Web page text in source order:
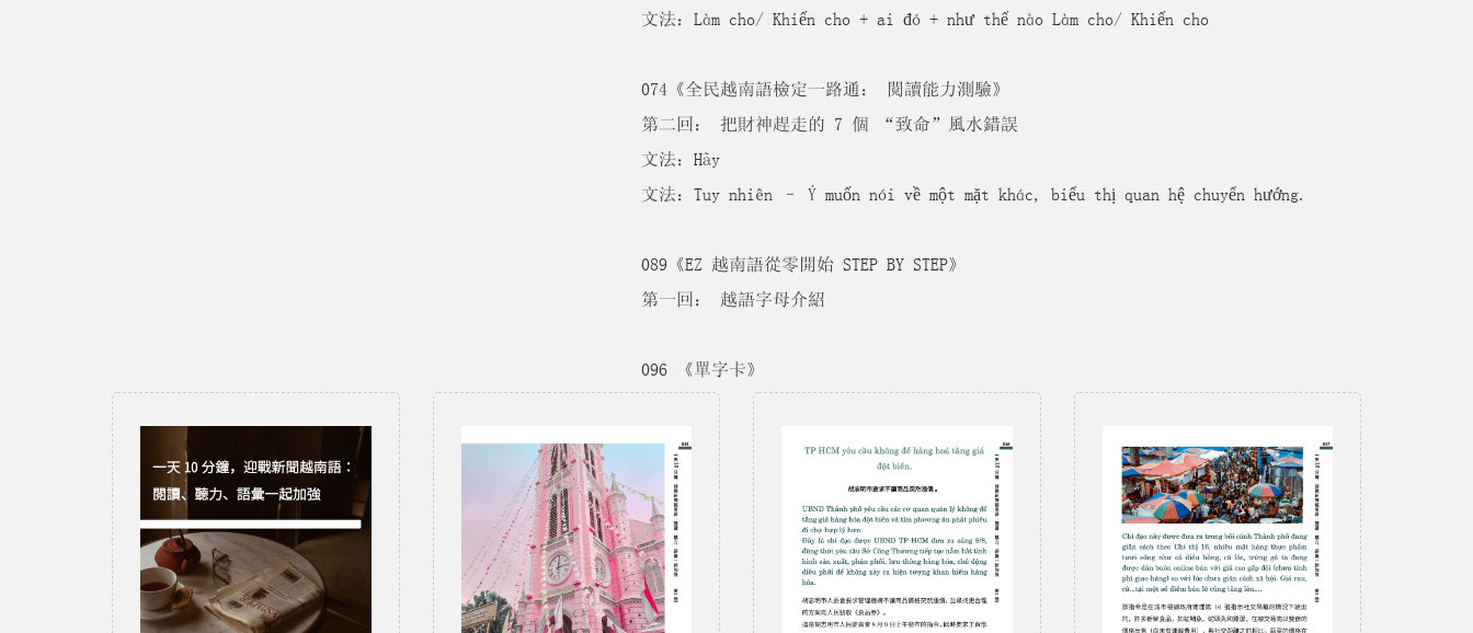
文法：Làm cho/ Khiến cho + ai đó + như thế nào Làm cho/ Khiến cho
074《全民越南語檢定一路通： 閱讀能力測驗》
第二回： 把財神趕走的 7 個 “致命”風水錯誤
文法：Hãy
文法：Tuy nhiên – Ý muốn nói về một mặt khác, biểu thị quan hệ chuyển hướng.
089《EZ 越南語從零開始 STEP BY STEP》
第一回： 越語字母介紹
096 《單字卡》